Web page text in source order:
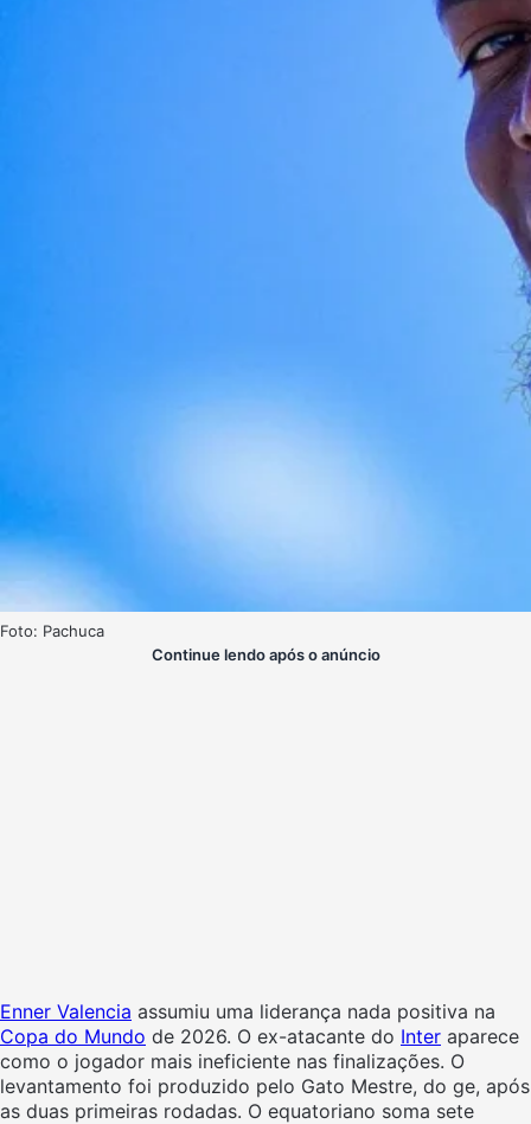
Foto: Pachuca
Continue lendo após o anúncio
Enner Valencia assumiu uma liderança nada positiva na
Copa do Mundo de 2026. O ex-atacante do Inter aparece
como o jogador mais ineficiente nas finalizações. O
levantamento foi produzido pelo Gato Mestre, do ge, após
as duas primeiras rodadas. O equatoriano soma sete